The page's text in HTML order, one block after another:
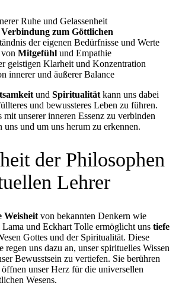
Ruhe und Gelassenheit
Verbindung zum Göttlichen
der eigenen Bedürfnisse und Werte
Mitgefühl und Empathie
geistigen Klarheit und Konzentration
innerer und äußerer Balance
und Spiritualität kann uns dabei
und bewussteres Leben zu führen.
mit unserer inneren Essenz zu verbinden
uns und um uns herum zu erkennen.
der Philosophen
Lehrer
Weisheit von bekannten Denkern wie
und Eckhart Tolle ermöglicht uns tiefe
Gottes und der Spiritualität. Diese
regen uns dazu an, unser spirituelles Wissen
Bewusstsein zu vertiefen. Sie berühren
öffnen unser Herz für die universellen
Wesens.